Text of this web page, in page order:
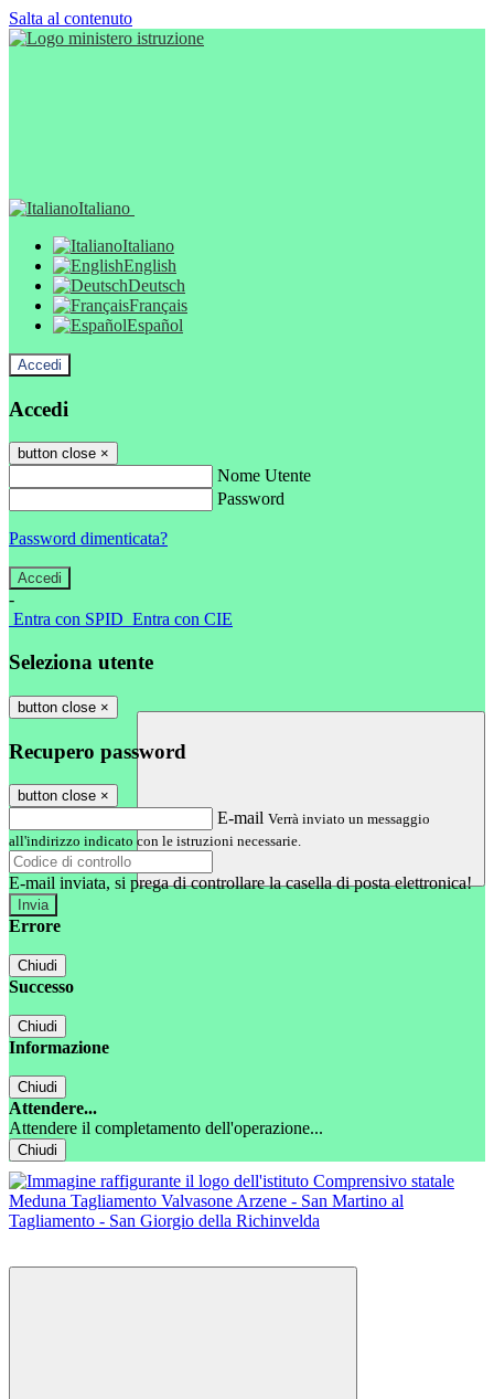
Salta al contenuto
Italiano
Italiano
English
Deutsch
Français
Español
Accedi
Accedi
button close ×
Nome Utente
Password
Password dimenticata?
-
Entra con SPID Entra con CIE
Seleziona utente
button close ×
Recupero password
button close ×
E-mail Verrà inviato un messaggio
all'indirizzo indicato con le istruzioni necessarie.
E-mail inviata, si prega di controllare la casella di posta elettronica!
Errore
Chiudi
Successo
Chiudi
Informazione
Chiudi
Attendere...
Attendere il completamento dell'operazione...
Chiudi